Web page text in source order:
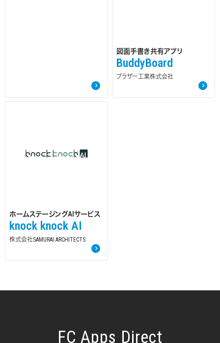
図面手書き共有アプリ
BuddyBoard
ブラザー工業株式会社
ホームステージングAIサービス
knock knock AI
株式会社SAMURAI ARCHITECTS
FC Apps Direct